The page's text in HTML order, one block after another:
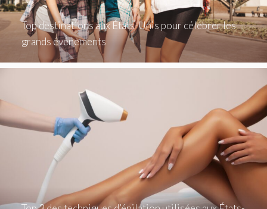
Top destinations aux États-Unis pour célébrer les
grands événements